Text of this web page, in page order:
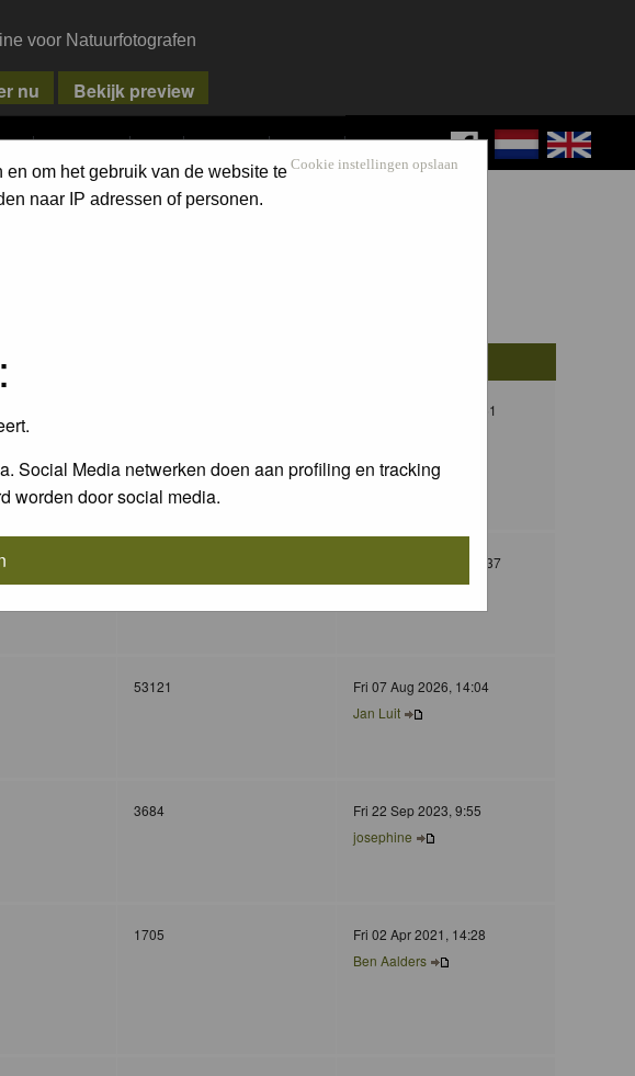
voor Natuurfotografen
CONTACT FAQ SEARCH LOG IN
Cookie instellingen opslaan
om het gebruik van de website te
naar IP adressen of personen.
Social Media netwerken doen aan profiling en tracking
worden door social media.
Thu 08 Dec 2016, 21:51
Wed 05 Nov 2025, 11:37
Jurgen Maassen
53121
Fri 07 Aug 2026, 14:04
Jan Luit
3684
Fri 22 Sep 2023, 9:55
josephine
1705
Fri 02 Apr 2021, 14:28
Ben Aalders